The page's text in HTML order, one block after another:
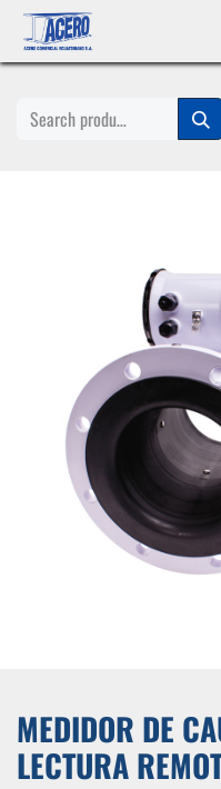
Ir al contenido
MEDIDOR DE
LECTURA